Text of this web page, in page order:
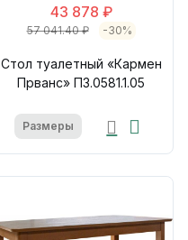
43 878 ₽
57 041.40 ₽ -30%
Стол туалетный «Кармен
Прванс» П3.0581.1.05
Размеры